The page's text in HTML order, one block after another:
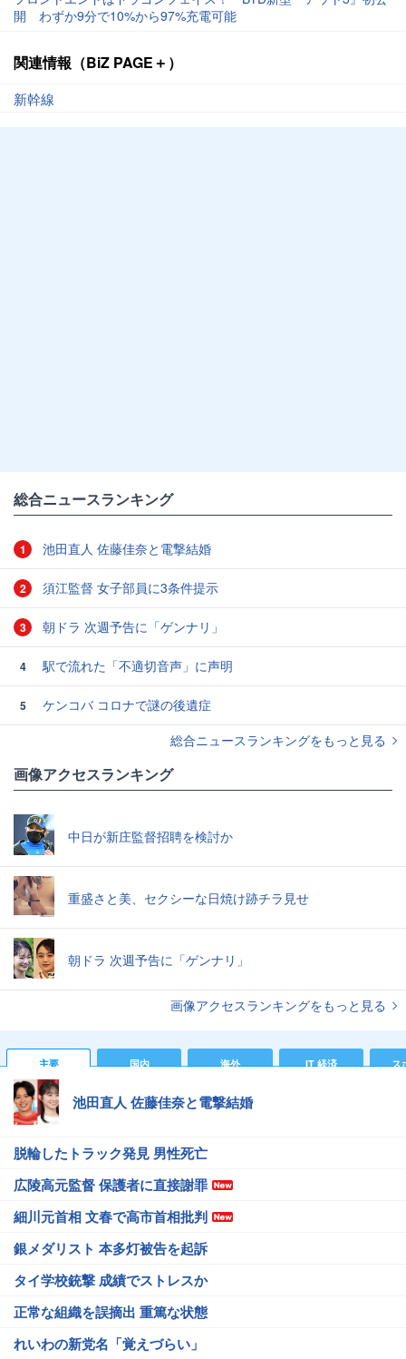
開 わずか9分で10%から97%充電可能
関連情報（BiZ PAGE＋）
新幹線
総合ニュースランキング
1 池田直人 佐藤佳奈と電撃結婚
2 須江監督 女子部員に3条件提示
3 朝ドラ 次週予告に「ゲンナリ」
4 駅で流れた「不適切音声」に声明
5
ケンコバ コロナで謎の後遺症
総合ニュースランキングをもっと見る
画像アクセスランキング
中日が新庄監督招聘を検討か
重盛さと美、セクシーな日焼け跡チラ見せ
朝ドラ 次週予告に「ゲンナリ」
画像アクセスランキングをもっと見る
主要 国内 海外 IT 経済 ス
池田直人 佐藤佳奈と電撃結婚
脱輪したトラック発見 男性死亡
広陵高元監督 保護者に直接謝罪
細川元首相 文春で高市首相批判
銀メダリスト 本多灯被告を起訴
タイ学校銃撃 成績でストレスか
正常な組織を誤摘出 重篤な状態
れいわの新党名「覚えづらい」